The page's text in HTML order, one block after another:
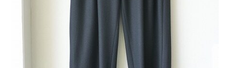
凹凸bocodeco【ボコデコ 】
COMESANDGOES【カムズアンドゴーズ】
COTTON PAN【コットンパン】